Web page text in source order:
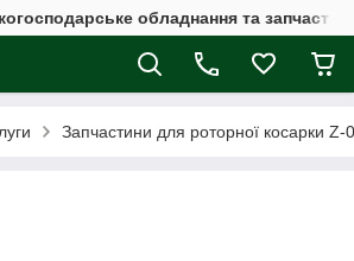
обладнання та
Запчастини для роторної косарки